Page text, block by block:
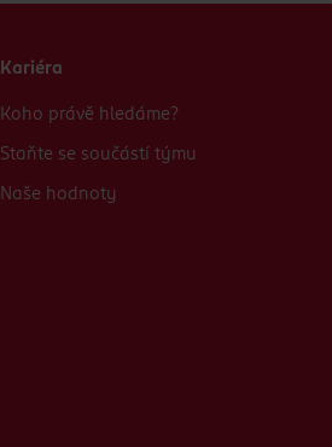
Kariéra
Koho právě hledáme?
Staňte se součástí týmu
Naše hodnoty